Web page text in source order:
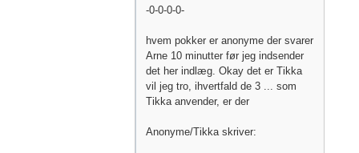
-0-0-0-0-
hvem pokker er anonyme der svarer
Arne 10 minutter før jeg indsender
det her indlæg. Okay det er Tikka
vil jeg tro, ihvertfald de 3 ... som
Tikka anvender, er der
Anonyme/Tikka skriver: